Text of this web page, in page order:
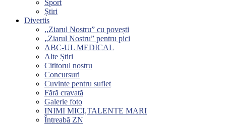
Sport
Știri
Divertis
,,Ziarul Nostru” cu povești
„Ziarul Nostru” pentru pici
ABC-UL MEDICAL
Alte Știri
Cititorul nostru
Concursuri
Cuvinte pentru suflet
Fără cravată
Galerie foto
INIMI MICI,TALENTE MARI
Întreabă ZN